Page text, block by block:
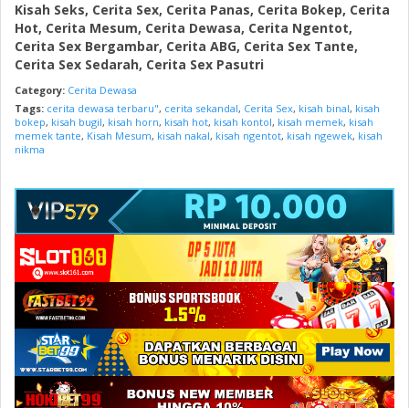
Kisah Seks, Cerita Sex, Cerita Panas, Cerita Bokep, Cerita
Hot, Cerita Mesum, Cerita Dewasa, Cerita Ngentot,
Cerita Sex Bergambar, Cerita ABG, Cerita Sex Tante,
Cerita Sex Sedarah, Cerita Sex Pasutri
Category: Cerita Dewasa
Tags: cerita dewasa terbaru", cerita sekandal, Cerita Sex, kisah binal, kisah
bokep, kisah bugil, kisah horn, kisah hot, kisah kontol, kisah memek, kisah
memek tante, Kisah Mesum, kisah nakal, kisah ngentot, kisah ngewek, kisah
nikma